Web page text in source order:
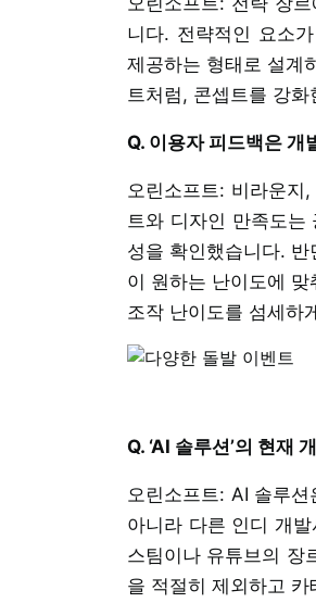
니다. 전략적인 요소
제공하는 형태로 설계
트처럼, 콘셉트를 강
Q. 이용자 피드백은 개
오린소프트: 비라운
트와 디자인 만족도는
성을 확인했습니다.
이 원하는 난이도에
조작 난이도를 섬세하
Q. ‘AI 솔루션’의 현재
오린소프트: AI 솔루
아니라 다른 인디 개
스팀이나 유튜브의 장
을 적절히 제외하고